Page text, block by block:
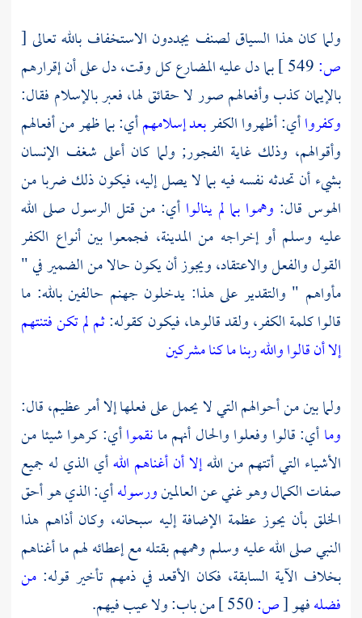
ولما كان هذا السياق لصنف يجددون الاستخفاف بالله تعالى [
ص:
بما دل عليه المضارع كل وقت، دل على أن إقرارهم
بالإيمان كذب وأفعالهم صور لا حقائق لها، فعبر بالإسلام فقال:
وكفرواأي: أظهروا الكفربعد إسلامهمأي: بما ظهر من أفعالهم
وأقوالهم، وذلك غاية الفجور; ولما كان أعلى شغف الإنسان
بشيء أن تحدثه نفسه فيه بما لا يصل إليه، فيكون ذلك ضربا من
الهوس قال: وهموا بما لم ينالوا أي: من قتل الرسول صلى الله
عليه وسلم أو إخراجه من المدينة، فجمعوا بين أنواع الكفر
القول والفعل والاعتقاد، ويجوز أن يكون حالا من الضمير في "
مأواهم " والتقدير على هذا: يدخلون جهنم حالفين بالله: ما
قالوا كلمة الكفر، ولقد قالوها، فيكون كقوله:ثم لم تكن فتنتهم
إلا أن قالوا والله ربنا ما كنا مشركين
ولما بين من أحوالهم التي لا يحمل على فعلها إلا أمر عظيم، قال:
وماأي: قالوا وفعلوا والحال أنهم مانقمواأي: كرهوا شيئا من
الأشياء التي أتتهم من اللهإلا أن أغناهم اللهأي الذي له جميع
صفات الكمال وهو غني عن العالمينورسولهأي: الذي هو أحق
الخلق بأن يحوز عظمة الإضافة إليه سبحانه، وكان أذاهم هذا
النبي صلى الله عليه وسلم وهمهم بقتله مع إعطائه لهم ما أغناهم
بخلاف الآية السابقة، فكان الأقعد في ذمهم تأخير قوله: من
فضلهفهو[ص: من باب: ولا عيب فيهم.